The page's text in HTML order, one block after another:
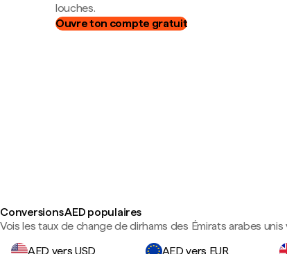
louches.
Ouvre ton compte gratuit
Conversions AED populaires
Vois les taux de change de dirhams des Émirats arabes
AED vers USD
AED vers EUR